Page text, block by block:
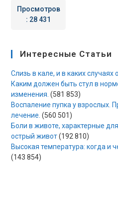
Просмотров
: 28 431
Интересные Статьи
Слизь в кале, и в каких случаях
Каким должен быть стул в
изменения. (581 853)
Воспаление пупка у взрослых.
лечение. (560 501)
Боли в животе, характерные
острый живот (192 810)
Высокая температура: когда и
(143 854)